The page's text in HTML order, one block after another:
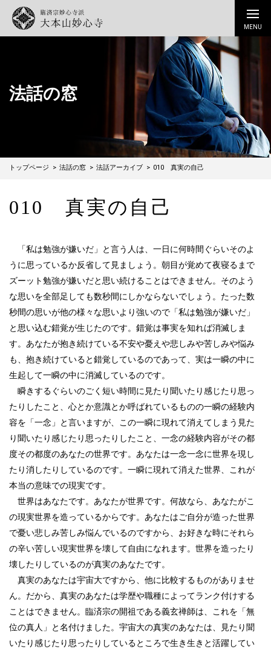
法話の窓
トップページ 法話の窓 法話アーカイブ 010 真実の自己
010 真実の自己
「私は勉強が嫌いだ」と言う人は、一日に何時間ぐらいそのよ
うに思っているか反省して見ましょう。朝目が覚めて夜寝るまで
ズーット勉強が嫌いだと思い続けることはできません。そのよう
な思いを全部足しても数秒間にしかならないでしょう。たった数
秒間の思いが他の様々な思いより強いので「私は勉強が嫌いだ」
と思い込む錯覚が生じたのです。錯覚は事実を知れば消滅しま
す。あなたが抱き続けている不安や憂えや悲しみや苦しみや悩み
も、抱き続けていると錯覚しているのであって、実は一瞬の中に
生起して一瞬の中に消滅しているのです。
瞬きするぐらいのごく短い時間に見たり聞いたり感じたり思っ
たりしたこと、心とか意識とか呼ばれているものの一瞬の経験内
容を「一念」と言いますが、この一瞬に現れて消えてしまう見た
り聞いたり感じたり思ったりしたこと、一念の経験内容がその都
度その都度のあなたの世界です。あなたは一念一念に世界を現し
たり消したりしているのです。一瞬に現れて消えた世界、これが
本当の意味での現実です。
世界はあなたです。あなたが世界です。何故なら、あなたがこ
の現実世界を造っているからです。あなたはご自分が造った世界
で憂い悲しみ苦しみ悩んでいるのですから、お好きな時にそれら
の辛い苦しい現実世界を壊して自由になれます。世界を造ったり
壊したりしているのが真実のあなたです。
真実のあなたは宇宙大ですから、他に比較するものがありませ
ん。だから、真実のあなたは学歴や職種によってランク付けする
ことはできません。臨済宗の開祖である義玄禅師は、これを「無
位の真人」と名付けました。宇宙大の真実のあなたは、見たり聞
いたり感じたり思ったりしているところで生き生きと活躍してい